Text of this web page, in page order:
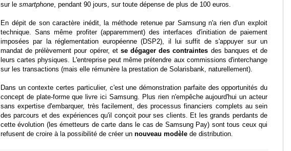
sur le smartphone, pendant 90 jours, sur toute dépense de plus de 100 euros.
En dépit de son caractère inédit, la méthode retenue par Samsung n'a rien d'un exploit
technique. Sans même profiter (apparemment) des interfaces d'initiation de paiement
imposées par la réglementation européenne (DSP2), il lui suffit de s'appuyer sur un
mandat de prélèvement pour opérer, et se dégager des contraintes des banques et de
leurs cartes physiques. L'entreprise peut même prétendre aux commissions d'interchange
sur les transactions (mais elle rémunère la prestation de Solarisbank, naturellement).
Dans un contexte certes particulier, c'est une démonstration parfaite des opportunités du
concept de plate-forme que livre ici Samsung. Plus rien n'empêche aujourd'hui un acteur
sans expertise d'embarquer, très facilement, des processus financiers complets au sein
des parcours et des expériences qu'il conçoit pour ses clients. Et les grands perdants de
cette évolution (les émetteurs de carte dans le cas de Samsung Pay) sont tous ceux qui
refusent de croire à la possibilité de créer un nouveau modèle de distribution.